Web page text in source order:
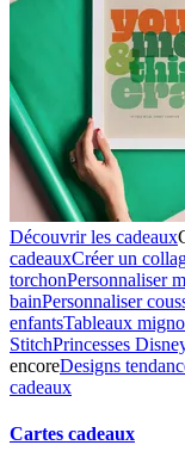
Découvrir les cadeaux
cadeauxCréer un
torchonPersonnaliser
bainPersonnaliser
enfantsTableaux
StitchPrincesses
encoreDesigns
cadeaux
Cartes cadeaux